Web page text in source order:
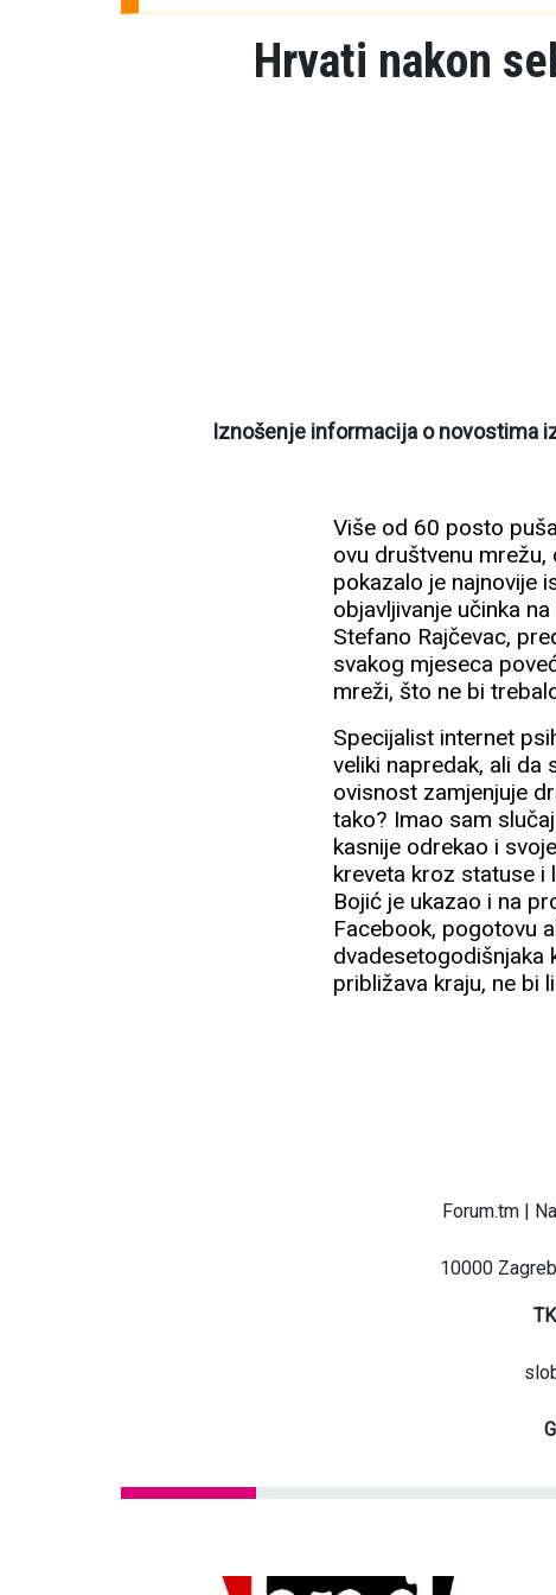
Hrvati nakon
Iznošenje informacija o novostima
Više od 60 posto
ovu društvenu
pokazalo je najnovije
objavljivanje učinka
Stefano Rajčevac,
svakog mjeseca
mreži, što ne bi
Specijalist internet
veliki napredak, ali da
ovisnost zamjenjuje
tako? Imao sam
kasnije odrekao i
kreveta kroz statuse i
Bojić je ukazao i na
Facebook, pogotovu
dvadesetogodišnjaka
približava kraju, ne bi
Forum.tm |
10000